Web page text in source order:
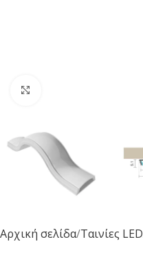
Αρχική σελίδα Ταινίες LED